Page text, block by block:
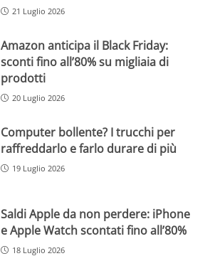
21 Luglio 2026
Amazon anticipa il Black Friday:
sconti fino all’80% su migliaia di
prodotti
20 Luglio 2026
Computer bollente? I trucchi per
raffreddarlo e farlo durare di più
19 Luglio 2026
Saldi Apple da non perdere: iPhone
e Apple Watch scontati fino all’80%
18 Luglio 2026